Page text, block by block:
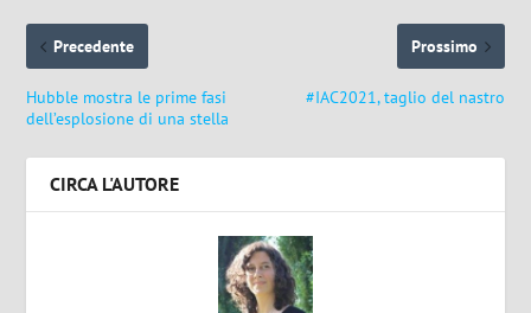
Precedente
Hubble mostra le prime fasi
dell’esplosione di una stella
Prossimo
#IAC2021, taglio del nastro
CIRCA L'AUTORE